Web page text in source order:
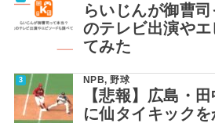
らいじんが御曹
のテレビ出演や
てみた
NPB,野球
【悲報】広島・
に仙タイキック